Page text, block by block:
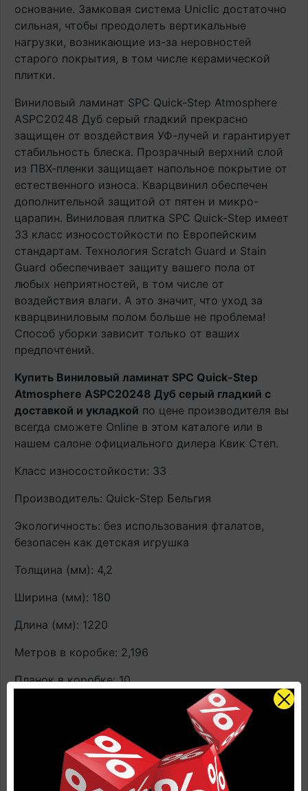
основание. Замковая система Uniclic достаточно
сильная, чтобы преодолеть вертикальные
нагрузки, возникающие из-за неровностей
старого покрытия, в том числе керамической
плитки.
Виниловый ламинат SPC Quick-Step Atmosphere
ASPC20248 Дуб серый гладкий прекрасно
защищен от воздействия УФ-лучей и гарантирует
стабильность блеска. Прозрачный верхний слой
из ПВХ-пленки защищает напольное покрытие от
естественного износа. Кварцвинил обеспечен
дополнительной защитой от пятен и микро-
царапин. Виниловая плитка SPC Quick-Step имеет
33 класс износостойкости по Европейским
стандартам. Технология Scratch Guard и Stain
Guard обеспечивает защиту вашего пола от
любых неприятностей, в том числе от
воздействия влаги. А это значит, что уход за
кварцвиниловым полом больше не проблема!
Способ уборки зависит только от ваших
предпочтений.
Купить Виниловый ламинат SPC Quick-Step
Atmosphere ASPC20248 Дуб серый гладкий с
доставкой и укладкой по цене производителя вы
всегда сможете Online в этом каталоге или в
нашем салоне официального дилера Квик Степ.
Класс износостойкости: 33
Производитель: Quick-Step Бельгия
Экологичность: без использования фталатов,
безопасен как детская игрушка
Толщина (мм): 4,2
Ширина (мм): 180
Длина (мм): 1220
Метров в коробке: 2,196
Планок в коробке: 10
Влагостойкость: не боится воды
Защита от царапин: да